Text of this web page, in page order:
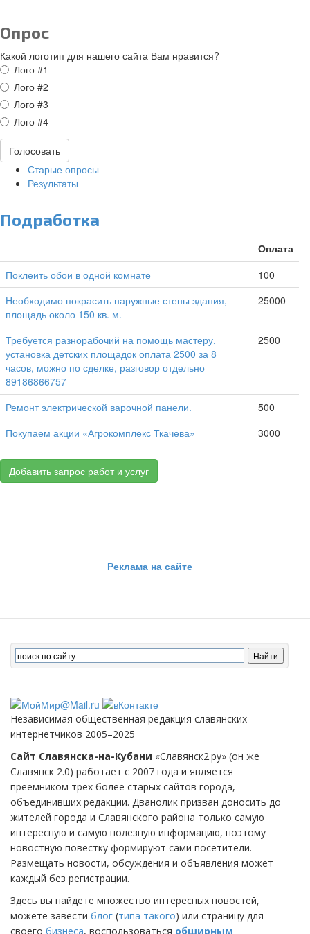
Опрос
Какой логотип для нашего сайта Вам нравится?
Варианты
Лого #1
Лого #2
Лого #3
Лого #4
Голосовать
Старые опросы
Результаты
Подработка
Оплата
Поклеить обои в одной комнате
100
Необходимо покрасить наружные стены здания,
площадь около 150 кв. м.
25000
Требуется разнорабочий на помощь мастеру,
установка детских площадок оплата 2500 за 8
часов, можно по сделке, разговор отдельно
89186866757
2500
Ремонт электрической варочной панели.
500
Покупаем акции «Агрокомплекс Ткачева»
3000
Добавить запрос работ и услуг
Реклама на сайте
Независимая общественная редакция славянских
интернетчиков 2005–2025
Сайт Славянска-на-Кубани «Славянск2.ру» (он же
Славянск 2.0) работает с 2007 года и является
преемником трёх более старых сайтов города,
объединивших редакции. Дванолик призван доносить до
жителей города и Славянского района только самую
интересную и самую полезную информацию, поэтому
новостную повестку формируют сами посетители.
Размещать новости, обсуждения и объявления может
каждый без регистрации.
Здесь вы найдете множество интересных новостей,
можете завести блог (типа такого) или страницу для
своего бизнеса, воспользоваться обширным